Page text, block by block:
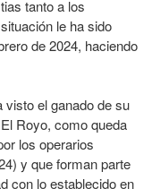
tanto a los
le ha sido
de 2024, haciendo
visto el ganado de su
Royo, como queda
los operarios
y que forman parte
con lo establecido en